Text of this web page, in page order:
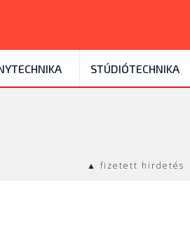
STÚDIÓTECHNIKA
▲ fizetett hirdetés